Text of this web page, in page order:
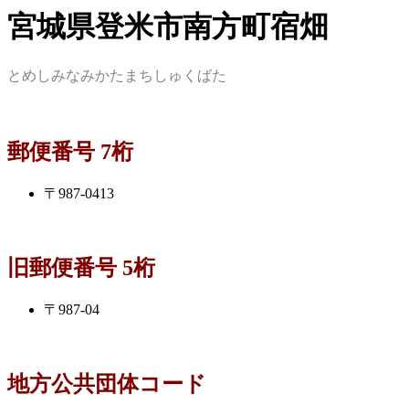
宮城県登米市南方町宿畑
とめしみなみかたまちしゅくばた
郵便番号 7桁
〒987-0413
旧郵便番号 5桁
〒987-04
地方公共団体コード